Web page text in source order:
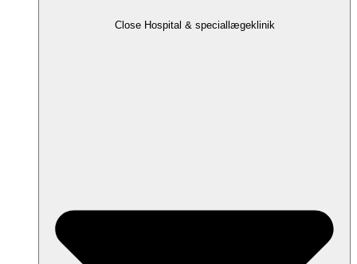
Close Hospital & speciallægeklinik